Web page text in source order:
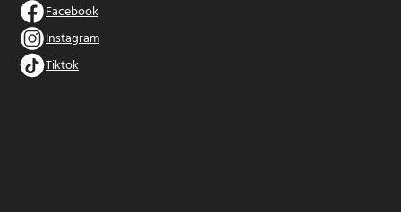
Facebook
Instagram
Tiktok